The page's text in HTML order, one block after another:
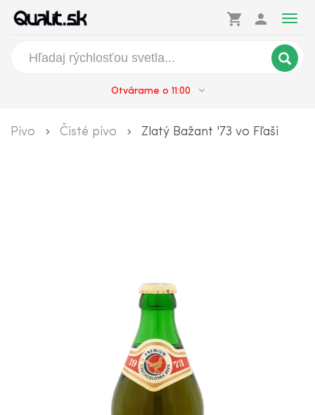
Otvárame o 11:00
shopping_cart person
Pivo Čisté pivo Zlatý Bažant '73 vo Fľaši